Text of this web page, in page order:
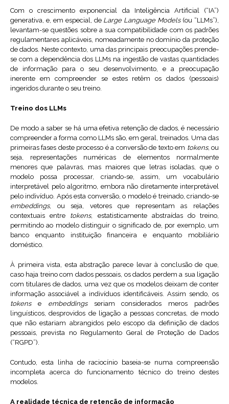
Com o crescimento exponencial da Inteligência Artificial (“IA”)
generativa, e, em especial, de Large Language Models(ou “LLMs”),
levantam-se questões sobre a sua compatibilidade com os padrões
regulamentares aplicáveis, nomeadamente no domínio da proteção
de dados. Neste contexto, uma das principais preocupações prende-
se com a dependência dos LLMs na ingestão de vastas quantidades
de informação para o seu desenvolvimento, e a preocupação
inerente em compreender se estes retêm os dados (pessoais)
ingeridos durante o seu treino.
Treino dos LLMs
De modo a saber se há uma efetiva retenção de dados, é necessário
compreender a forma como LLMs são, em geral, treinados. Uma das
primeiras fases deste processo é a conversão de texto em tokens, ou
seja, representações numéricas de elementos normalmente
menores que palavras, mas maiores que letras isoladas, que o
modelo possa processar, criando-se, assim, um vocabulário
interpretável pelo algoritmo, embora não diretamente interpretável
pelo indivíduo. Após esta conversão, o modelo é treinado, criando-se
embeddings, ou seja, vetores que representam as relações
contextuais entre tokens, estatisticamente abstraídas do treino,
permitindo ao modelo distinguir o significado de, por exemplo, um
banco enquanto instituição financeira e enquanto mobiliário
doméstico.
À primeira vista, esta abstração parece levar à conclusão de que,
caso haja treino com dados pessoais, os dados perdem a sua ligação
com titulares de dados, uma vez que os modelos deixam de conter
informação associável a indivíduos identificáveis. Assim sendo, os
tokense embeddingsseriam considerados meros padrões
linguísticos, desprovidos de ligação a pessoas concretas, de modo
que não estariam abrangidos pelo escopo da definição de dados
pessoais, prevista no Regulamento Geral de Proteção de Dados
(“RGPD”).
Contudo, esta linha de raciocínio baseia-se numa compreensão
incompleta acerca do funcionamento técnico do treino destes
modelos.
A realidade técnica de retenção de informação